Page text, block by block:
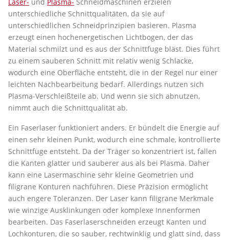
unterschiedliche Schnittqualitäten, da sie auf
unterschiedlichen Schneidprinzipien basieren. Plasma
erzeugt einen hochenergetischen Lichtbogen, der das
Material schmilzt und es aus der Schnittfuge bläst. Dies führt
zu einem sauberen Schnitt mit relativ wenig Schlacke,
wodurch eine Oberfläche entsteht, die in der Regel nur einer
leichten Nachbearbeitung bedarf. Allerdings nutzen sich
Plasma-Verschleißteile ab. Und wenn sie sich abnutzen,
nimmt auch die Schnittqualität ab.
Ein Faserlaser funktioniert anders. Er bündelt die Energie auf
einen sehr kleinen Punkt, wodurch eine schmale, kontrollierte
Schnittfuge entsteht. Da der Träger so konzentriert ist, fallen
die Kanten glatter und sauberer aus als bei Plasma. Daher
kann eine Lasermaschine sehr kleine Geometrien und
filigrane Konturen nachführen. Diese Präzision ermöglicht
auch engere Toleranzen. Der Laser kann filigrane Merkmale
wie winzige Ausklinkungen oder komplexe Innenformen
bearbeiten. Das Faserlaserschneiden erzeugt Kanten und
Lochkonturen, die so sauber, rechtwinklig und glatt sind, dass